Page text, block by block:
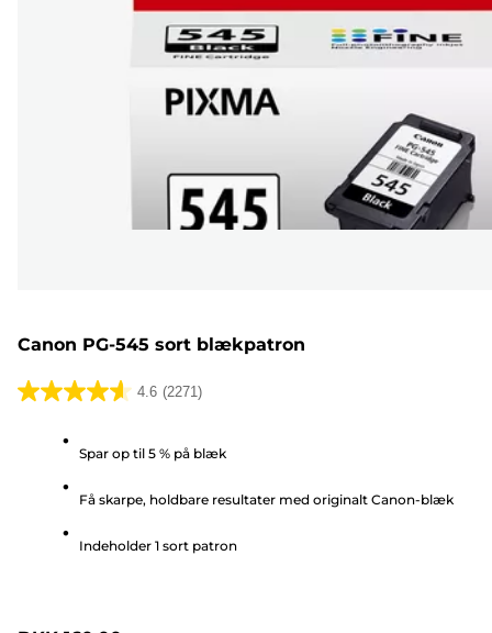
Canon PG-545 sort blækpatron
4.6 (2271)
4.6
stjerner.
Spar op til 5 % på blæk
Få skarpe, holdbare resultater med originalt Canon-blæk
Indeholder 1 sort patron